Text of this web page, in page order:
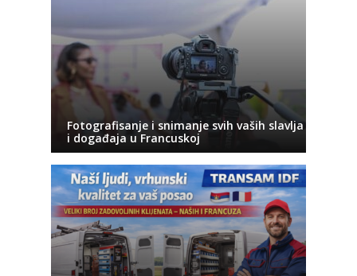
Fotografisanje i snimanje svih vaših slavlja
i događaja u Francuskoj